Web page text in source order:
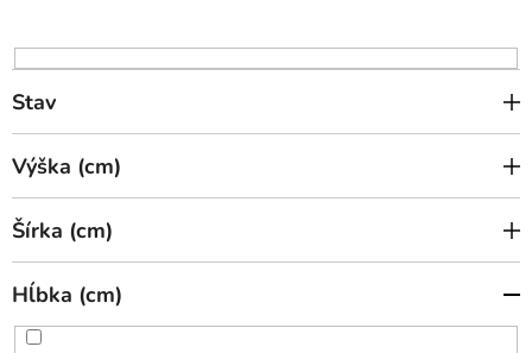
d
u
k
t
o
v
Stav
Výška (cm)
Šírka (cm)
Hĺbka (cm)